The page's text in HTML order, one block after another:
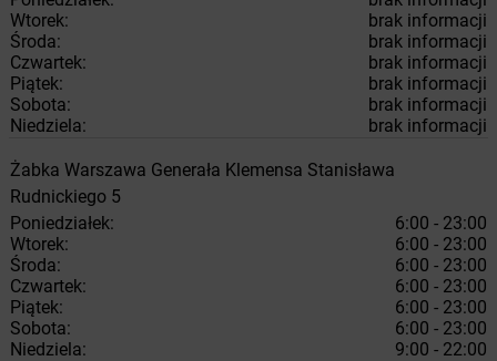
Wtorek:
brak informacji
Środa:
brak informacji
Czwartek:
brak informacji
Piątek:
brak informacji
Sobota:
brak informacji
Niedziela:
brak informacji
Żabka Warszawa Generała Klemensa Stanisława
Rudnickiego 5
Poniedziałek:
6:00 - 23:00
Wtorek:
6:00 - 23:00
Środa:
6:00 - 23:00
Czwartek:
6:00 - 23:00
Piątek:
6:00 - 23:00
Sobota:
6:00 - 23:00
Niedziela:
9:00 - 22:00